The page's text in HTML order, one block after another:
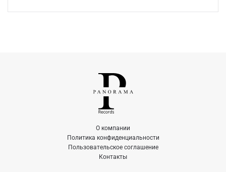
О компании
Политика конфиденциальности
Пользовательское соглашение
Контакты